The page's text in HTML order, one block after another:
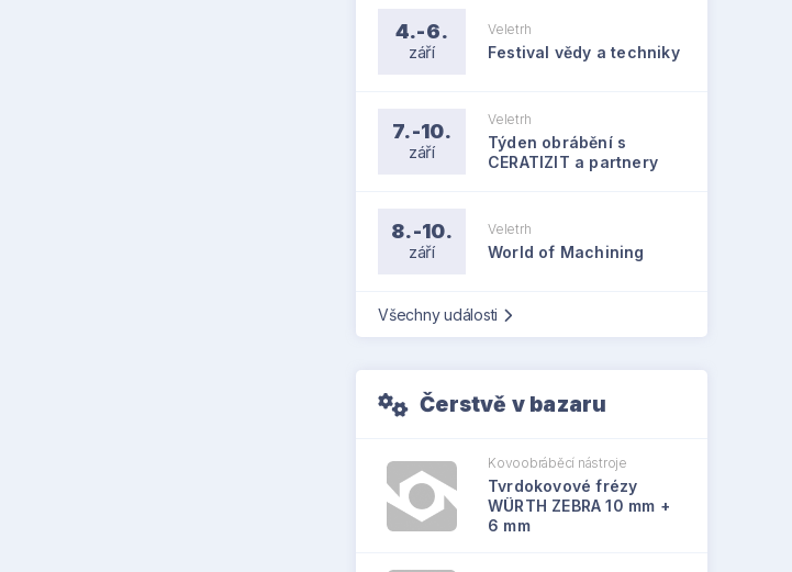
4.-6.
září
Veletrh
Festival vědy a techniky
7.-10.
září
Veletrh
Týden obrábění s
CERATIZIT a partnery
8.-10.
září
Veletrh
World of Machining
Všechny události
Čerstvě v bazaru
Kovoobráběcí nástroje
Tvrdokovové frézy
WÜRTH ZEBRA 10 mm +
6 mm